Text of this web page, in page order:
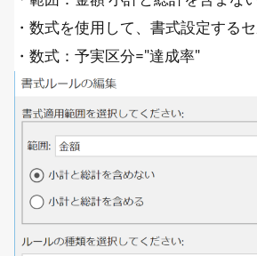
・数式を使用して、書式設定する
・数式：予実区分="達成率"